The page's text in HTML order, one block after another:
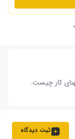
کار چیست‌.
ثبت دیدگاه